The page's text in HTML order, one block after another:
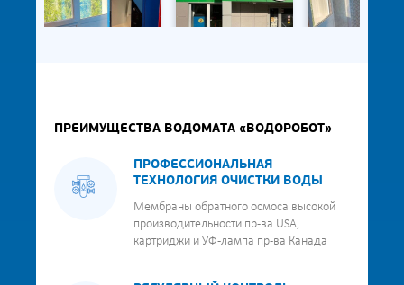
ПРЕИМУЩЕСТВА ВОДОМАТА «ВОДОРОБОТ»
ПРОФЕССИОНАЛЬНАЯ
ТЕХНОЛОГИЯ ОЧИСТКИ ВОДЫ
Мембраны обратного осмоса высокой
производительности пр-ва USA,
картриджи и УФ-лампа пр-ва Канада